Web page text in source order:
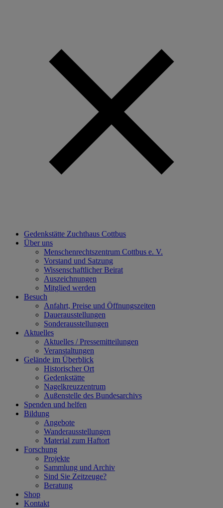
Gedenkstätte Zuchthaus Cottbus
Über uns
Menschenrechtszentrum Cottbus e. V.
Vorstand und Satzung
Wissenschaftlicher Beirat
Auszeichnungen
Mitglied werden
Besuch
Anfahrt, Preise und Öffnungszeiten
Dauerausstellungen
Sonderausstellungen
Aktuelles
Aktuelles / Pressemitteilungen
Veranstaltungen
Gelände im Überblick
Historischer Ort
Gedenkstätte
Nagelkreuzzentrum
Außenstelle des Bundesarchivs
Spenden und helfen
Bildung
Angebote
Wanderausstellungen
Material zum Haftort
Forschung
Projekte
Sammlung und Archiv
Sind Sie Zeitzeuge?
Beratung
Shop
Kontakt